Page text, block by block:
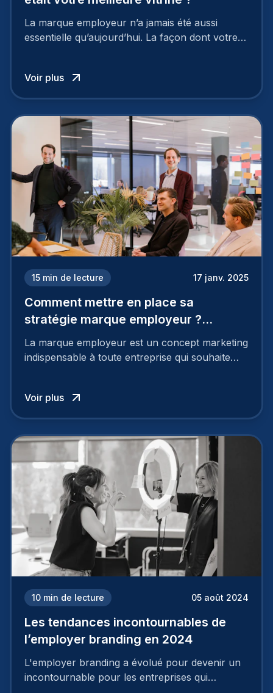
La marque employeur n’a jamais été aussi
essentielle qu’aujourd’hui. La façon dont votre
à perdre les meilleurs profils.
Voir plus
15 min de lecture 17 janv. 2025
Comment mettre en place sa
stratégie marque employeur ?
Découvrez les 7 étapes
La marque employeur est un concept marketing
indispensable à toute entreprise qui souhaite
employeur solide et positive sont évidentes, ce
travail, pour qu’il soit réussi, ne peut se faire en
mettre en œuvre un certain nombre d’actions.
Voir plus
10 min de lecture 05 août 2024
Les tendances incontournables de
l’employer branding en 2024
L'employer branding a évolué pour devenir un
incontournable pour les entreprises qui